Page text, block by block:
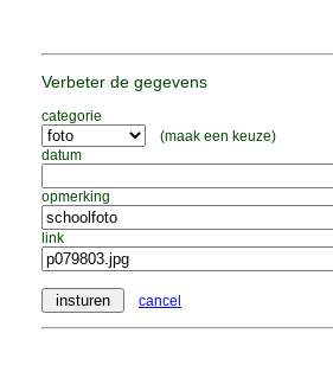
Verbeter de gegevens
categorie
(maak een keuze)
datum
opmerking
link
cancel